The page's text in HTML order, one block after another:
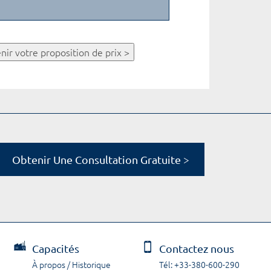
votre proposition de prix >
Obtenir Une Consultation Gratuite >
Capacités
À propos / Historique
Contactez nous
Tél: +33-380-600-290